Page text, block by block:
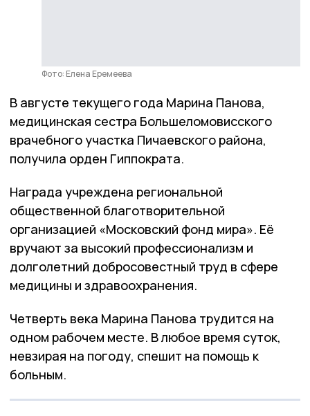
Фото: Елена Еремеева
В августе текущего года Марина Панова,
медицинская сестра Большеломовисского
врачебного участка Пичаевского района,
получила орден Гиппократа.
Награда учреждена региональной
общественной благотворительной
организацией «Московский фонд мира». Её
вручают за высокий профессионализм и
долголетний добросовестный труд в сфере
медицины и здравоохранения.
Четверть века Марина Панова трудится на
одном рабочем месте. В любое время суток,
невзирая на погоду, спешит на помощь к
больным.